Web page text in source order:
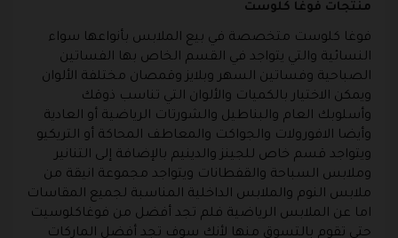
منتجات فوغا كلوست
فوغا كلوست متخصصة في بيع الملابس بأنواعها سواء
النسائية والتي يتواجد في القسم الخاص بها الفساتين
الصباحية وفساتين السهر وبلايز وقمصان مختلفة الألوان
ويمكن الاختيار بالكميات والألوان التي تناسب ذوقك
وأسلوبك العام والبناطيل والشورتات الرياضية أو العادية
وأيضا الافورولات والجواكت والمعاطف المحاكة أو التريكيو
ويتواجد قسم خاص للجينز والدينيم بالإضافة إلى التنانير
وملابس السباحة والقفطانات ويتواجد مجموعة انيقة من
ملابس النوم والملابس الداخلية المناسبة لجميع المقاسات
اما عن الملابس الرياضية فلم تجد أفضل من فوغاكلوسيت
حتى تقوم بالتسوق منها لأنك سوف تجد أفضل الماركات